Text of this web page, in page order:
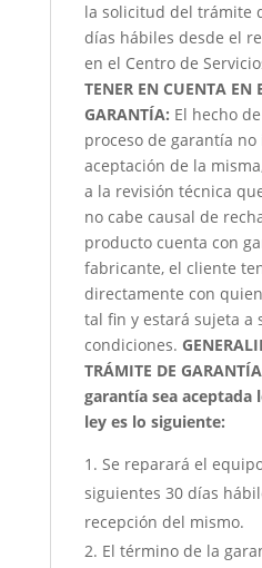
la solicitud del trámite
días hábiles desde el
en el Centro de
TENER EN CUENTA EN
GARANTÍA: El hecho
proceso de garantía
aceptación de la
a la revisión técnica
no cabe causal de
producto cuenta con
fabricante, el cliente
directamente con
tal fin y estará sujeta a
condiciones.
TRÁMITE DE
garantía sea aceptada
ley es lo siguiente:
Se reparará el
siguientes 30 días
recepción del mismo.
El término de la